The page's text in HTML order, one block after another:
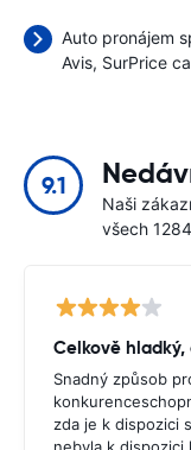
Auto pronájem
Avis SurPrice
9.1
Naši
všech
Celkově
Snadný způsob
zda je k dispozici